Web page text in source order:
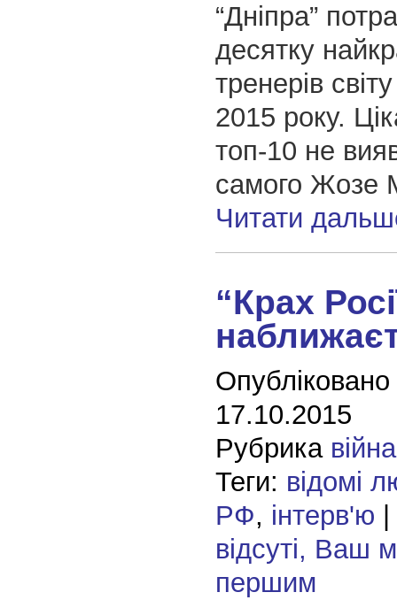
“Дніпра”
десятку
тренерів
2015 року.
топ-10 не
самого Жозе
Читати
“Крах
17.10.2015
Рубрика війна
Теги: відомі
РФ, інтерв'ю
відсуті, Ваш
першим